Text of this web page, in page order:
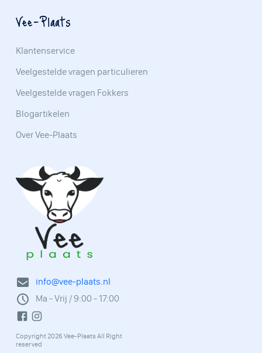
info@vee-plaats.nl
Ma - Vrij / 9:00 - 17:00
Copyright 2026 Vee-Plaats All Right
reserved
Vee-Plaats
Klantenservice
Veelgestelde vragen particulieren
Veelgestelde vragen Fokkers
Blogartikelen
Over Vee-Plaats